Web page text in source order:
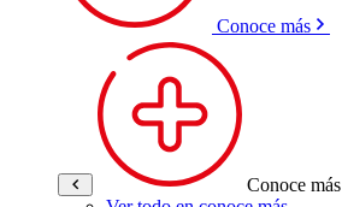
Conoce más
Conoce más